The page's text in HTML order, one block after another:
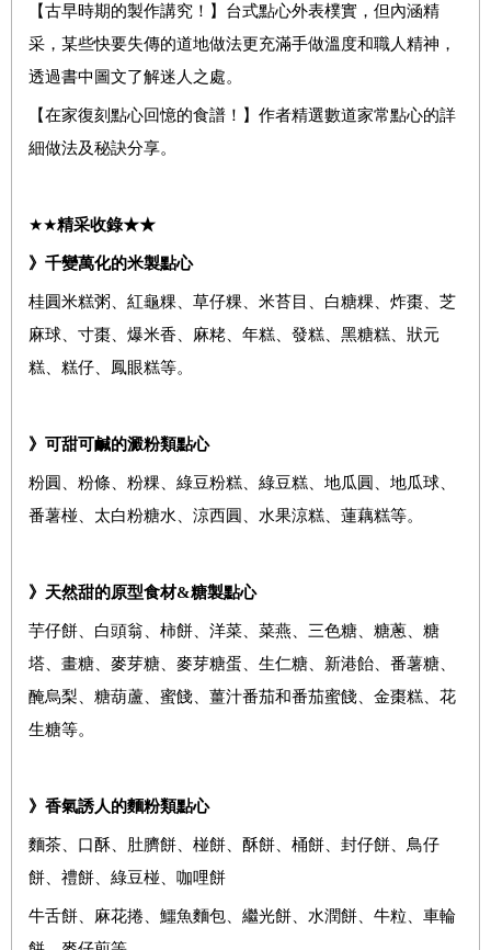
【古早時期的製作講究！】台式點心外表樸實，但內涵精
采，某些快要失傳的道地做法更充滿手做溫度和職人精神，
透過書中圖文了解迷人之處。
【在家復刻點心回憶的食譜！】作者精選數道家常點心的詳
細做法及秘訣分享。
★★精采收錄★★
》千變萬化的米製點心
桂圓米糕粥、紅龜粿、草仔粿、米苔目、白糖粿、炸棗、芝
麻球、寸棗、爆米香、麻粩、年糕、發糕、黑糖糕、狀元
糕、糕仔、鳳眼糕等。
》可甜可鹹的澱粉類點心
粉圓、粉條、粉粿、綠豆粉糕、綠豆糕、地瓜圓、地瓜球、
番薯椪、太白粉糖水、涼西圓、水果涼糕、蓮藕糕等。
》天然甜的原型食材&糖製點心
芋仔餅、白頭翁、柿餅、洋菜、菜燕、三色糖、糖蔥、糖
塔、畫糖、麥芽糖、麥芽糖蛋、生仁糖、新港飴、番薯糖、
醃烏梨、糖葫蘆、蜜餞、薑汁番茄和番茄蜜餞、金棗糕、花
生糖等。
》香氣誘人的麵粉類點心
麵茶、口酥、肚臍餅、椪餅、酥餅、桶餅、封仔餅、鳥仔
餅、禮餅、綠豆椪、咖哩餅
牛舌餅、麻花捲、鱷魚麵包、繼光餅、水潤餅、牛粒、車輪